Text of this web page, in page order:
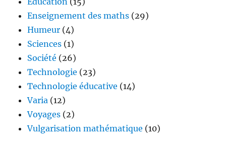
Enseignement des maths (29)
Humeur (4)
Sciences (1)
Société (26)
Technologie (23)
Technologie éducative (14)
Varia (12)
Voyages (2)
Vulgarisation mathématique (10)